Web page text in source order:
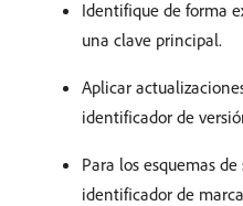
Identifique de forma
una clave principal.
Aplicar
identificador de
Para los esquemas
identificador de